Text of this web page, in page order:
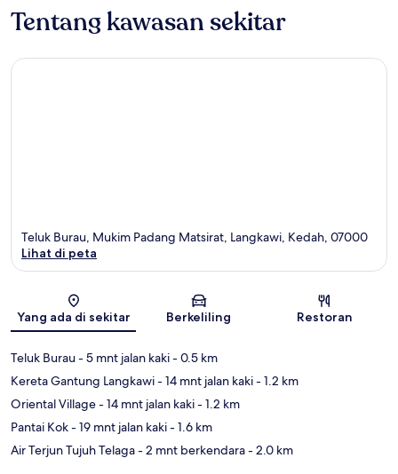
Tentang kawasan sekitar
Peta
Teluk Burau, Mukim Padang Matsirat, Langkawi, Kedah, 07000
Lihat di peta
Yang ada di sekitar Berkeliling Restoran
Teluk Burau- 5 mnt jalan kaki- 0.5 km
Kereta Gantung Langkawi- 14 mnt jalan kaki- 1.2 km
Oriental Village- 14 mnt jalan kaki- 1.2 km
Pantai Kok- 19 mnt jalan kaki- 1.6 km
Air Terjun Tujuh Telaga- 2 mnt berkendara- 2.0 km